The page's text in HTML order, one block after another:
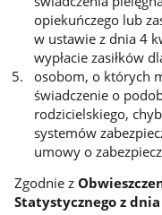
opiekuńczego lub
w ustawie z dnia 4
wypłacie zasiłków
osobom, o których
świadczenie o
rodzicielskiego,
systemów
umowy o
Zgodnie z
Statystycznego z